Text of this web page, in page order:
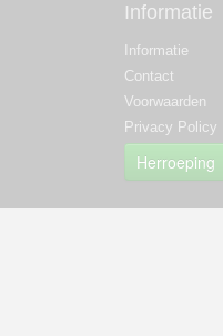
Informatie
Informatie
Contact
Voorwaarden
Privacy Policy
Herroeping